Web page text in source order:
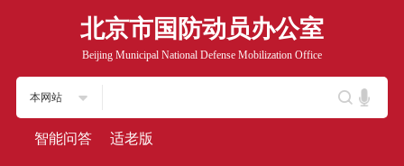
北京市国防动员办公室
Beijing Municipal National Defense Mobilization Office
本网站
智能问答 适老版